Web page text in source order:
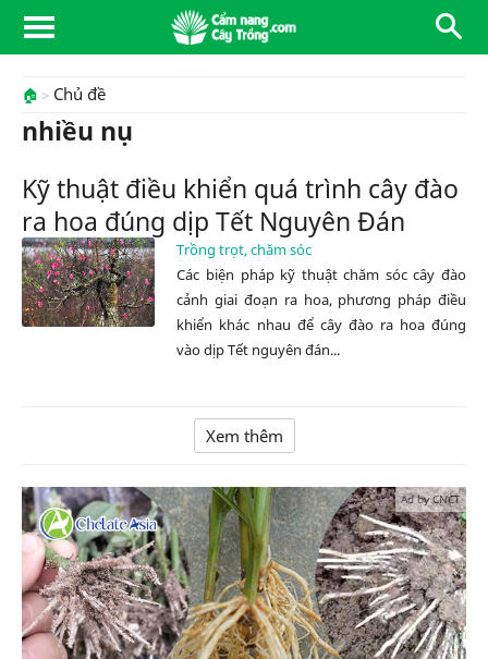
🏠 Chủ đề
nhiều nụ
Kỹ thuật điều khiển quá trình cây đào
ra hoa đúng dịp Tết Nguyên Đán
Trồng trọt, chăm sóc
Các biện pháp kỹ thuật chăm sóc cây đào
cảnh giai đoạn ra hoa, phương pháp điều
khiển khác nhau để cây đào ra hoa đúng
vào dịp Tết nguyên đán...
Xem thêm
Ad by CNCT